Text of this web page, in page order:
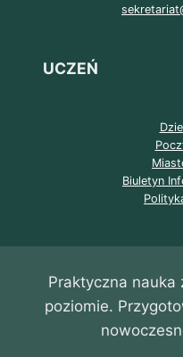
UCZEŃ
Biuletyn
Praktyczna
poziomie.